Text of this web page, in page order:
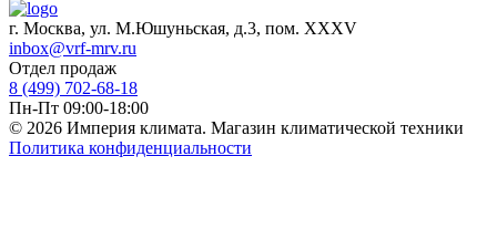
г. Москва, ул. М.Юшуньская, д.3, пом. XXXV
inbox@vrf-mrv.ru
Отдел продаж
8 (499) 702-68-18
Пн-Пт 09:00-18:00
© 2026 Империя климата. Магазин климатической техники
Политика конфиденциальности